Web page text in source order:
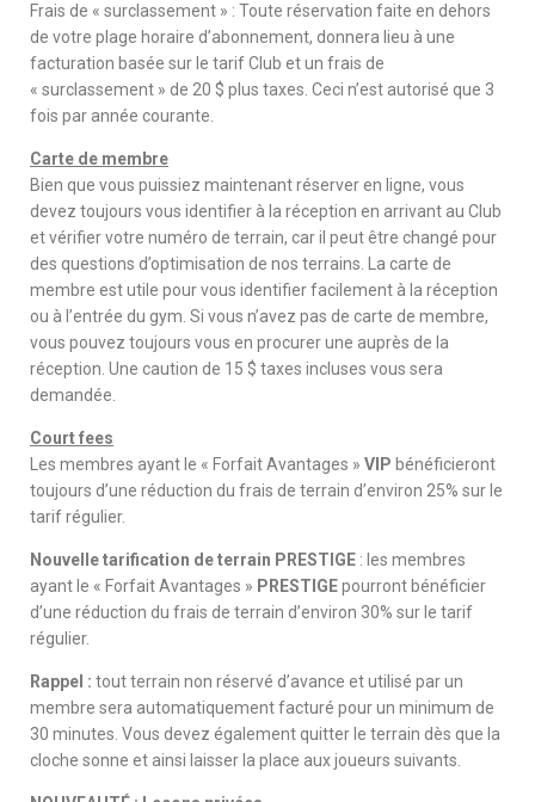
Frais de « surclassement » : Toute réservation faite en dehors
de votre plage horaire d’abonnement, donnera lieu à une
facturation basée sur le tarif Club et un frais de
« surclassement » de 20 $ plus taxes. Ceci n’est autorisé que 3
fois par année courante.
Carte de membre
Bien que vous puissiez maintenant réserver en ligne, vous
devez toujours vous identifier à la réception en arrivant au Club
et vérifier votre numéro de terrain, car il peut être changé pour
des questions d’optimisation de nos terrains. La carte de
membre est utile pour vous identifier facilement à la réception
ou à l’entrée du gym. Si vous n’avez pas de carte de membre,
vous pouvez toujours vous en procurer une auprès de la
réception. Une caution de 15 $ taxes incluses vous sera
demandée.
Court fees
Les membres ayant le « Forfait Avantages » VIP bénéficieront
toujours d’une réduction du frais de terrain d’environ 25% sur le
tarif régulier.
Nouvelle tarification de terrain PRESTIGE : les membres
ayant le « Forfait Avantages » PRESTIGEpourront bénéficier
d’une réduction du frais de terrain d’environ 30% sur le tarif
régulier.
Rappel : tout terrain non réservé d’avance et utilisé par un
membre sera automatiquement facturé pour un minimum de
30 minutes. Vous devez également quitter le terrain dès que la
cloche sonne et ainsi laisser la place aux joueurs suivants.